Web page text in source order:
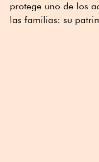
protege uno de los
las familias: su